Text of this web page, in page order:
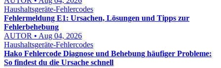
Haushaltsgeräte-Fehlercodes
Fehlermeldung E1: Ursachen, Lösungen und Tipps zur
Fehlerbehebung
AUTOR • Aug 04, 2026
Haushaltsgeräte-Fehlercodes
Hako Fehlercode Diagnose und Behebung häufiger Probleme:
So findest du die Ursache schnell